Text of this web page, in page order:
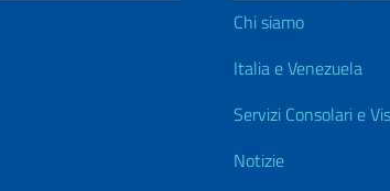
Chi siamo
Italia e Venezuela
Servizi Consolari e
Notizie